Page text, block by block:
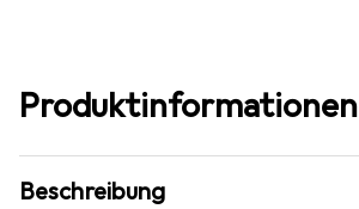
Produktinformationen
Beschreibung